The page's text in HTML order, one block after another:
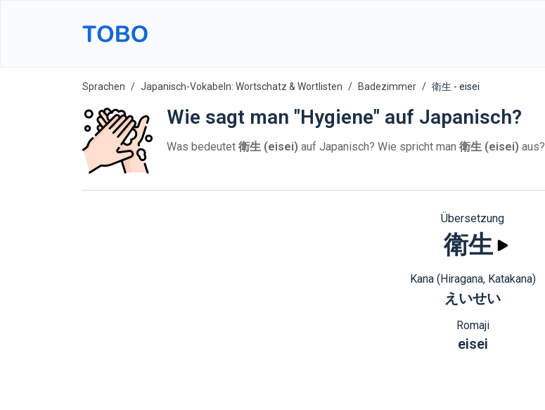
Sprachen Japanisch-Vokabeln: Wortschatz & Wortlisten Badezimmer 衛生 - eisei
Wie sagt man "Hygiene" auf Japanisch?
Was bedeutet 衛生 (eisei) auf Japanisch? Wie spricht man 衛生 (eisei) aus?
Übersetzung
衛生
Kana (Hiragana, Katakana)
えいせい
Romaji
eisei